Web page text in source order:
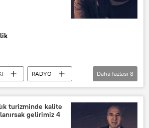
RADYO
(EMD)
Petrol
Daha fazlası 8
turizminde kalite
gelirimiz 4